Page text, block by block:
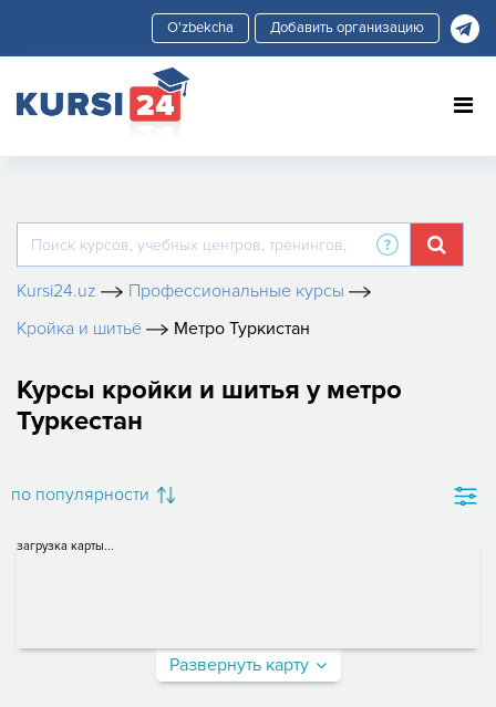
Добавить организацию
Kursi24.uz
Профессиональные курсы
Кройка и шитьё
Метро Туркистан
Курсы кройки и шитья у метро
Туркестан
по популярности
загрузка карты...
Развернуть карту